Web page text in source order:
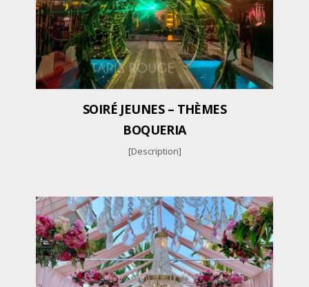
SOIRÉ JEUNES – THÈMES
BOQUERIA
[Description]